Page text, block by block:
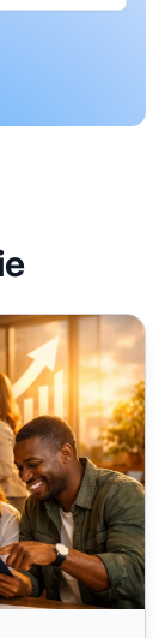
voor